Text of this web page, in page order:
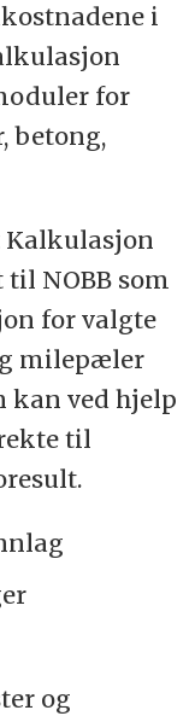
i
for
betong,
Kalkulasjon
NOBB som
for valgte
milepæler
kan ved hjelp
til
og